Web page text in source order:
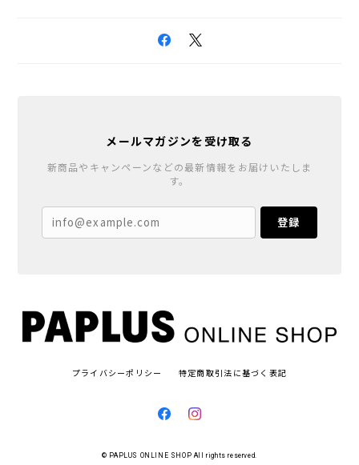
メールマガジンを受け取る
新商品やキャンペーンなどの最新情報をお届けいたしま
す。
登録
プライバシーポリシー 特定商取引法に基づく表記
© PAPLUS ONLINE SHOP All rights reserved.